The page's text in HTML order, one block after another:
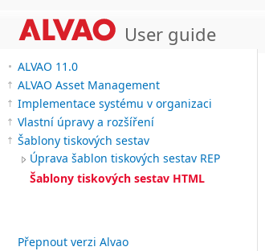
User guide
ALVAO 11.0
ALVAO Asset Management
Implementace systému v organizaci
Vlastní úpravy a rozšíření
Šablony tiskových sestav
Úprava šablon tiskových sestav REP
Šablony tiskových sestav HTML
Přepnout verzi Alvao